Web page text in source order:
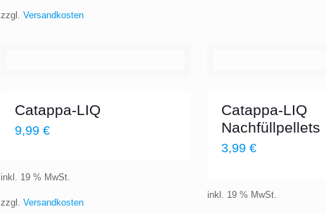
zzgl. Versandkosten
Catappa-LIQ
9,99 €
inkl. 19 % MwSt.
zzgl. Versandkosten
Catappa-LIQ
Nachfüllpellets
3,99 €
inkl. 19 % MwSt.